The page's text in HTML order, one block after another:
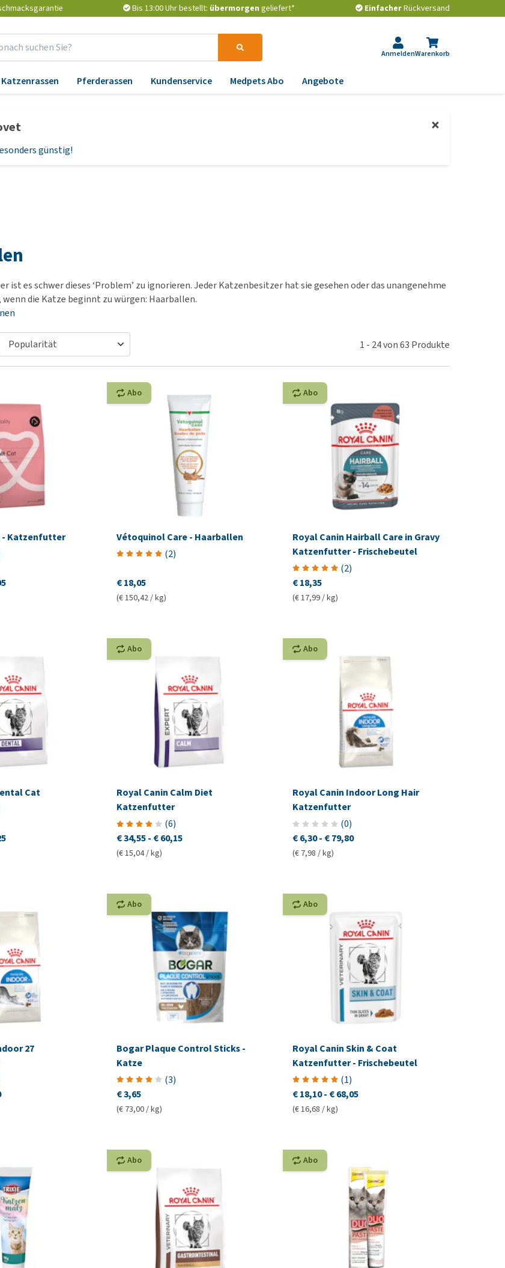
Bis 13:00 Uhr bestellt: übermorgen geliefert* EinfacherRückversand
AnmeldenWarenkorb
Abkühlung
Pflege
Geschirre
Training
Hundekotbeutel und
Alles ansehen
Medizinisches Zubehör
Alles ansehen
Leberprobleme
Alles ansehen
Katzenrassen Pferderassen Kundenservice Medpets Abo Angebote
günstig!
ist es schwer dieses ‘Problem’ zu ignorieren. Jeder Katzenbesitzer hat sie gesehen oder das unangenehme
wenn die Katze beginnt zu würgen: Haarballen.
1 - 24von63 Produkte
Katzenfutter
Abo
Vétoquinol Care - Haarballen
(2)
€ 18,05
(€ 150,42 / kg)
Abo
Royal Canin Hairball Care in Gravy
Katzenfutter - Frischebeutel
(2)
€ 18,35
(€ 17,99 / kg)
Cat
Abo
Royal Canin Calm Diet
Katzenfutter
(6)
€ 34,55 - € 60,15
(€ 15,04 / kg)
Abo
Royal Canin Indoor Long Hair
Katzenfutter
(0)
€ 6,30- € 79,80
(€ 7,98 / kg)
27
Abo
Bogar Plaque Control Sticks -
Katze
(3)
€ 3,65
(€ 73,00 / kg)
Abo
Royal Canin Skin & Coat
Katzenfutter - Frischebeutel
(1)
€ 18,10- € 68,05
(€ 16,68 / kg)
Abo Abo